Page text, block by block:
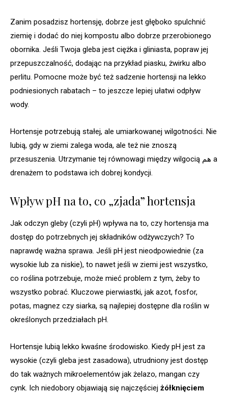
Zanim posadzisz hortensję, dobrze jest głęboko spulchnić
ziemię i dodać do niej kompostu albo dobrze przerobionego
obornika. Jeśli Twoja gleba jest ciężka i gliniasta, popraw jej
przepuszczalność, dodając na przykład piasku, żwirku albo
perlitu. Pomocne może być też sadzenie hortensji na lekko
podniesionych rabatach – to jeszcze lepiej ułatwi odpływ
wody.
Hortensje potrzebują stałej, ale umiarkowanej wilgotności. Nie
lubią, gdy w ziemi zalega woda, ale też nie znoszą
przesuszenia. Utrzymanie tej równowagi między wilgocią هم a
drenażem to podstawa ich dobrej kondycji.
Wpływ pH na to, co „zjada” hortensja
Jak odczyn gleby (czyli pH) wpływa na to, czy hortensja ma
dostęp do potrzebnych jej składników odżywczych? To
naprawdę ważna sprawa. Jeśli pH jest nieodpowiednie (za
wysokie lub za niskie), to nawet jeśli w ziemi jest wszystko,
co roślina potrzebuje, może mieć problem z tym, żeby to
wszystko pobrać. Kluczowe pierwiastki, jak azot, fosfor,
potas, magnez czy siarka, są najlepiej dostępne dla roślin w
określonych przedziałach pH.
Hortensje lubią lekko kwaśne środowisko. Kiedy pH jest za
wysokie (czyli gleba jest zasadowa), utrudniony jest dostęp
do tak ważnych mikroelementów jak żelazo, mangan czy
cynk. Ich niedobory objawiają się najczęściej żółknięciem